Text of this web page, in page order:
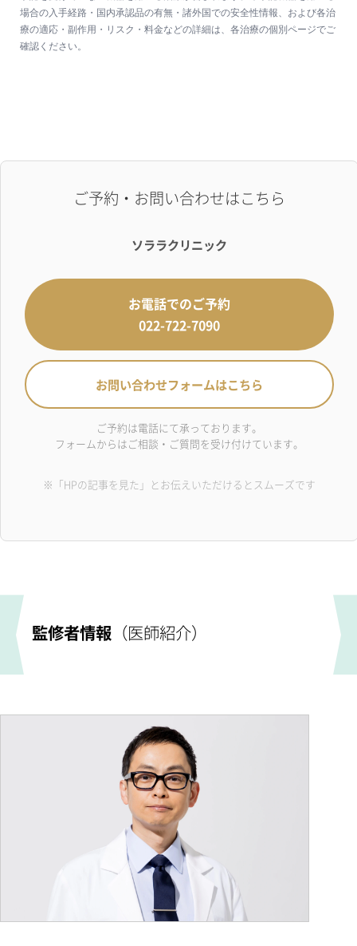
場合の入手経路・国内承認品の有無・諸外国での安全性情報、および各治
療の適応・副作用・リスク・料金などの詳細は、各治療の個別ページでご
確認ください。
ご予約・お問い合わせはこちら
ソララクリニック
お電話でのご予約
022-722-7090
お問い合わせフォームはこちら
ご予約は電話にて承っております。
フォームからはご相談・ご質問を受け付けています。
※「HPの記事を見た」とお伝えいただけるとスムーズです
監修者情報 （医師紹介）